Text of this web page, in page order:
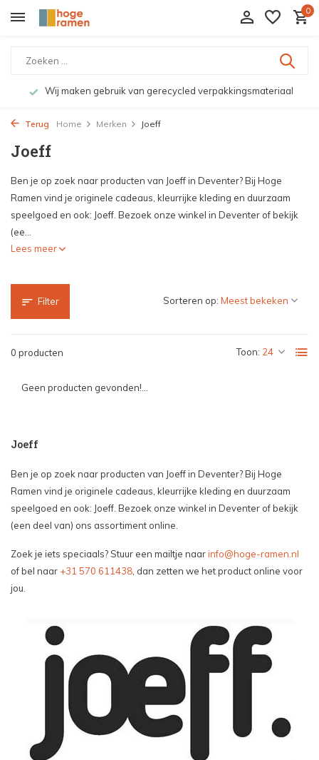
0
Wij maken gebruik van gerecycled verpakkingsmateriaal
Terug Home Merken Joeff
Joeff
Ben je op zoek naar producten van Joeff in Deventer? Bij Hoge
Ramen vind je originele cadeaus, kleurrijke kleding en duurzaam
speelgoed en ook: Joeff. Bezoek onze winkel in Deventer of bekijk
(ee...
Lees meer
Filter
0 producten Toon:
Sorteren op:
Geen producten gevonden!...
Joeff
Ben je op zoek naar producten van Joeff in Deventer? Bij Hoge
Ramen vind je originele cadeaus, kleurrijke kleding en duurzaam
speelgoed en ook: Joeff. Bezoek onze winkel in Deventer of bekijk
(een deel van) ons assortiment online.
Zoek je iets speciaals? Stuur een mailtje naarinfo@hoge-ramen.nl
of bel naar +31 570 611438 , dan zetten we het product online voor
jou.